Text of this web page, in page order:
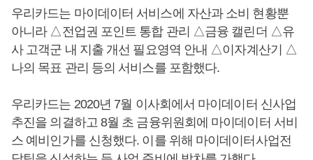
우리카드는 마이데이터 서비스에 자산과 소비 현황뿐
아니라 △전업권 포인트 통합 관리 △금융 캘린더 △유
사 고객군 내 지출 개선 필요영역 안내 △이자계산기 △
나의 목표 관리 등의 서비스를 포함했다.
우리카드는 2020년 7월 이사회에서 마이데이터 신사업
추진을 의결하고 8월 초 금융위원회에 마이데이터 서비
스 예비인가를 신청했다. 이를 위해 마이데이터사업전